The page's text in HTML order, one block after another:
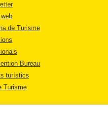
de Turisme
Bureau
turístics
Turisme